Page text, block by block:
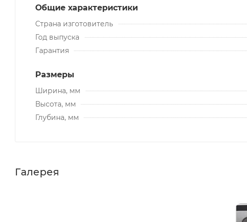
Общие характеристики
Страна изготовитель
Год выпуска
Гарантия
Размеры
Ширина, мм
Высота, мм
Глубина, мм
Галерея